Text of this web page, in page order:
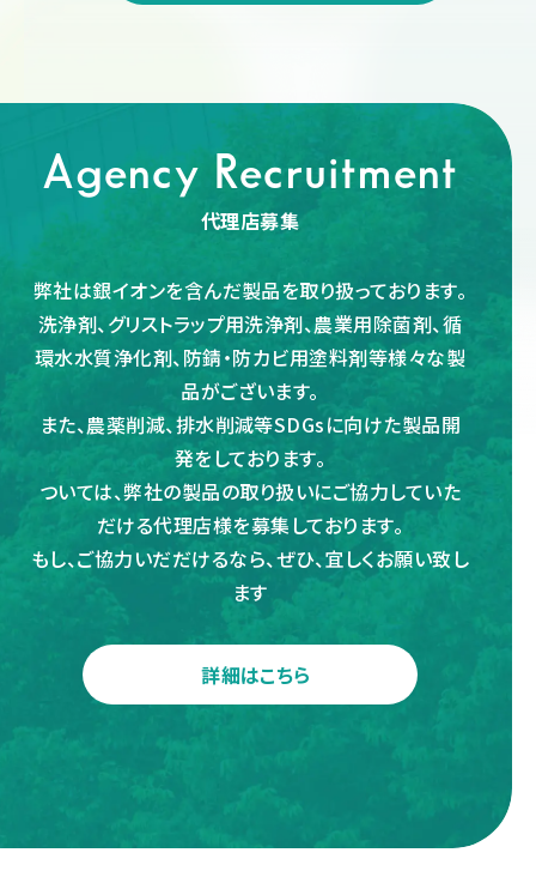
Agency Recruitment
代理店募集
弊社は銀イオンを含んだ製品を取り扱っております。
洗浄剤、グリストラップ用洗浄剤、農業用除菌剤、循
環水水質浄化剤、防錆・防カビ用塗料剤等様々な製
品がございます。
また、農薬削減、排水削減等SDGsに向けた製品開
発をしております。
ついては、弊社の製品の取り扱いにご協力していた
だける代理店様を募集しております。
もし、ご協力いだだけるなら、ぜひ、宜しくお願い致し
ます
詳細はこちら